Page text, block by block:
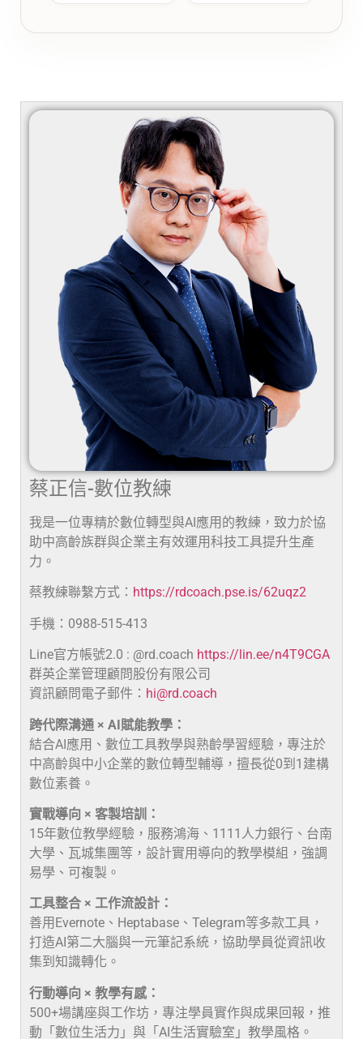
蔡正信-數位教練
我是一位專精於數位轉型與AI應用的教練，致力於協
助中高齡族群與企業主有效運用科技工具提升生產
力。
蔡教練聯繫方式： https://rdcoach.pse.is/62uqz2
手機：0988-515-413
Line官方帳號2.0 : @rd.coach https://lin.ee/n4T9CGA
群英企業管理顧問股份有限公司
資訊顧問電子郵件： hi@rd.coach
跨代際溝通 × AI賦能教學：
結合AI應用、數位工具教學與熟齡學習經驗，專注於
中高齡與中小企業的數位轉型輔導，擅長從0到1建構
數位素養。
實戰導向 × 客製培訓：
15年數位教學經驗，服務鴻海、1111人力銀行、台南
大學、瓦城集團等，設計實用導向的教學模組，強調
易學、可複製。
工具整合 × 工作流設計：
善用Evernote、Heptabase、Telegram等多款工具，
打造AI第二大腦與一元筆記系統，協助學員從資訊收
集到知識轉化。
行動導向 × 教學有感：
500+場講座與工作坊，專注學員實作與成果回報，推
動「數位生活力」與「AI生活實驗室」教學風格。